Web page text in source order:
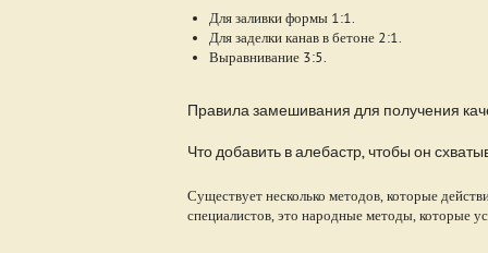
Для заливки формы 1:1.
Для заделки канав в бетоне 2:1.
Выравнивание 3:5.
Правила замешивания для получения
Что добавить в алебастр, чтобы он
Существует несколько методов, которые
специалистов, это народные методы, которые